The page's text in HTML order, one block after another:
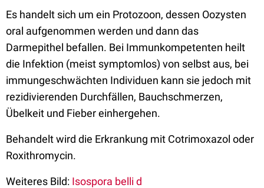
Es handelt sich um ein Protozoon, dessen Oozysten
oral aufgenommen werden und dann das
Darmepithel befallen. Bei Immunkompetenten heilt
die Infektion (meist symptomlos) von selbst aus, bei
immungeschwächten Individuen kann sie jedoch mit
rezidivierenden Durchfällen, Bauchschmerzen,
Übelkeit und Fieber einhergehen.
Behandelt wird die Erkrankung mit Cotrimoxazol oder
Roxithromycin.
Weiteres Bild: Isospora belli d